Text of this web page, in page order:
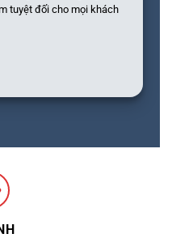
tuyệt đối cho mọi khách